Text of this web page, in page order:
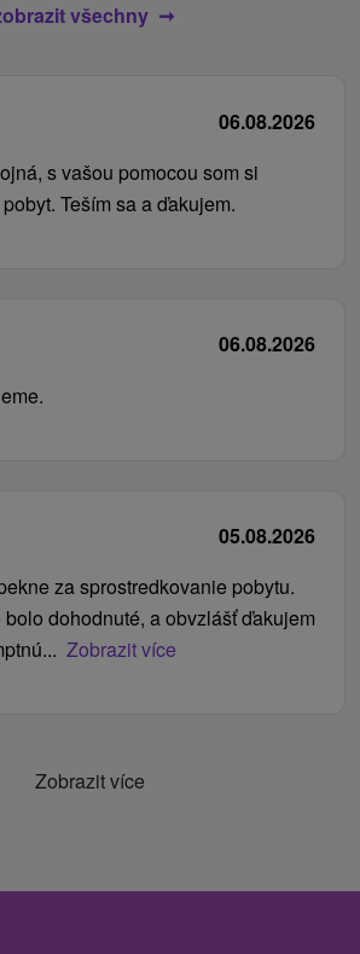
všechny
06.08.2026
s vašou pomocou som si
Teším sa a ďakujem.
06.08.2026
05.08.2026
za sprostredkovanie pobytu.
dohodnuté, a obvzlášť ďakujem
Zobrazit více
Zobrazit více